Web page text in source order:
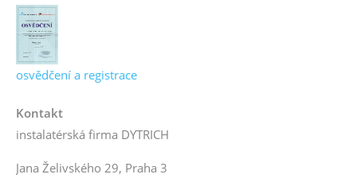
osvědčení a registrace
Kontakt
instalatérská firma DYTRICH
Jana Želivského 29, Praha 3